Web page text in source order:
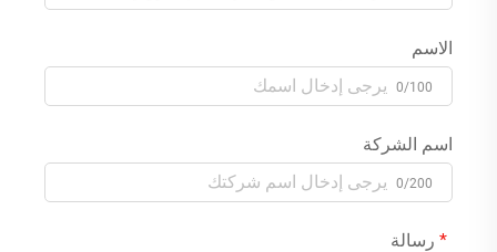
الاسم
0/100
اسم الشركة
0/200
رسالة